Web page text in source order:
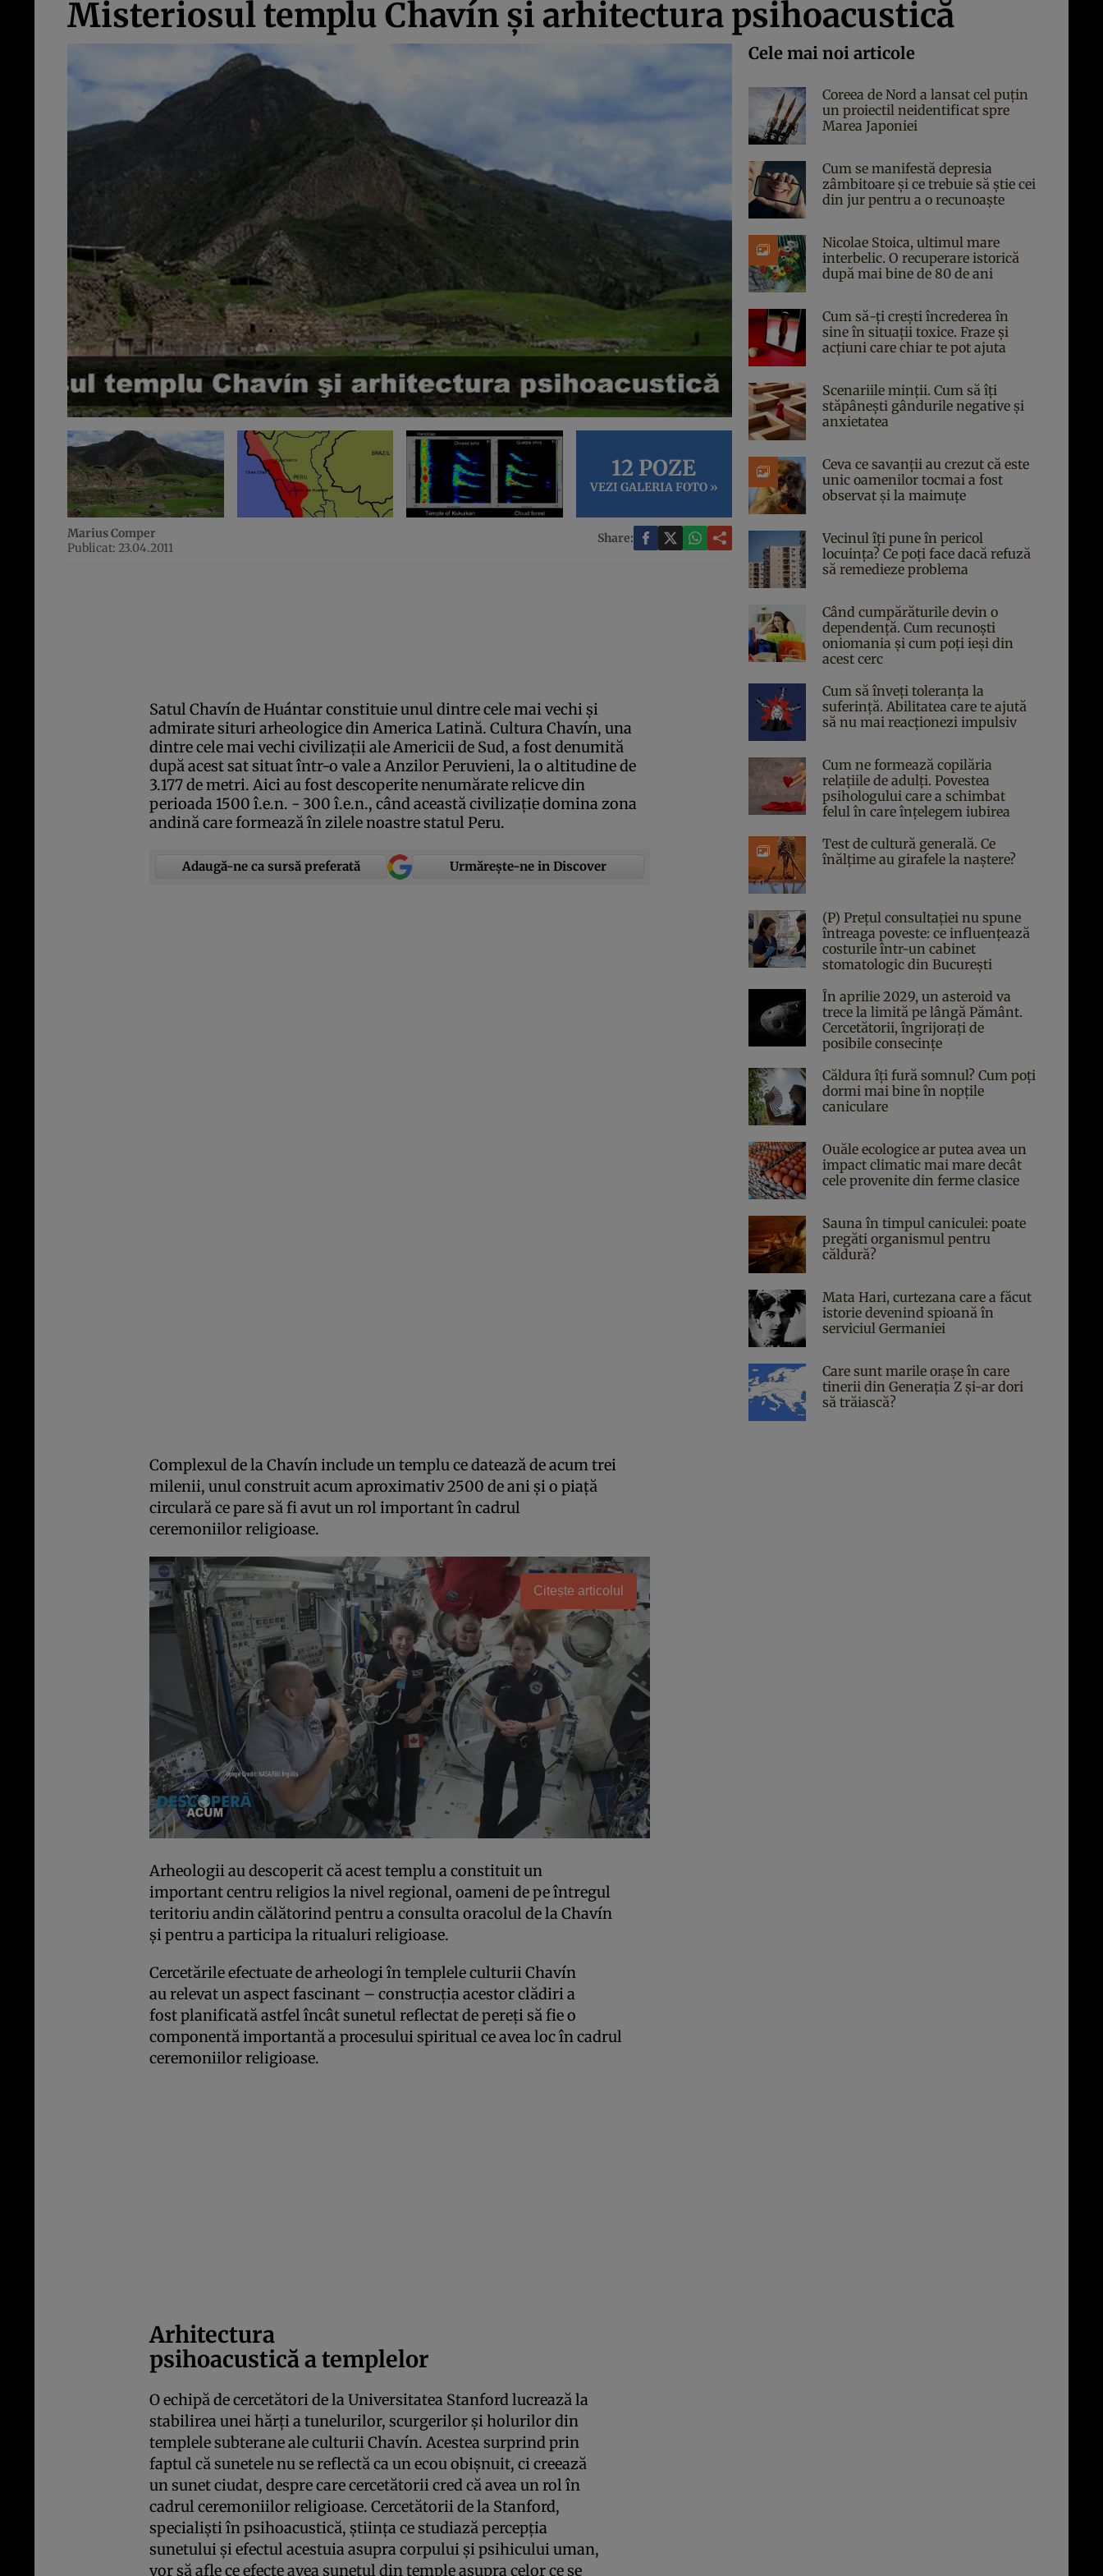
Misteriosul templu Chavín şi arhitectura psihoacustică
12 POZE
VEZI GALERIA FOTO »
Marius Comper
Publicat: 23.04.2011
Share:
Satul Chavín de Huántar constituie unul dintre cele mai vechi şi
admirate situri arheologice din America Latină. Cultura Chavín, una
dintre cele mai vechi civilizaţii ale Americii de Sud, a fost denumită
după acest sat situat într-o vale a Anzilor Peruvieni, la o altitudine de
3.177 de metri. Aici au fost descoperite nenumărate relicve din
perioada 1500 î.e.n. - 300 î.e.n., când această civilizaţie domina zona
andină care formează în zilele noastre statul Peru.
Adaugă-ne ca sursă preferată Urmărește-ne in Discover
Complexul de la Chavín include un templu ce datează de acum trei
milenii, unul construit acum aproximativ 2500 de ani şi o piaţă
circulară ce pare să fi avut un rol important în cadrul
ceremoniilor religioase.
Citește articolul
Arheologii au descoperit că acest templu a constituit un
important centru religios la nivel regional, oameni de pe întregul
teritoriu andin călătorind pentru a consulta oracolul de la Chavín
şi pentru a participa la ritualuri religioase.
Cercetările efectuate de arheologi în templele culturii Chavín
au relevat un aspect fascinant – construcţia acestor clădiri a
fost planificată astfel încât sunetul reflectat de pereţi să fie o
componentă importantă a procesului spiritual ce avea loc în cadrul
ceremoniilor religioase.
Arhitectura
psihoacustică a templelor
O echipă de cercetători de la Universitatea Stanford lucrează la
stabilirea unei hărţi a tunelurilor, scurgerilor şi holurilor din
templele subterane ale culturii Chavín. Acestea surprind prin
faptul că sunetele nu se reflectă ca un ecou obişnuit, ci creează
un sunet ciudat, despre care cercetătorii cred că avea un rol în
cadrul ceremoniilor religioase. Cercetătorii de la Stanford,
specialişti în psihoacustică, ştiinţa ce studiază percepţia
sunetului şi efectul acestuia asupra corpului şi psihicului uman,
vor să afle ce efecte avea sunetul din temple asupra celor ce se
Cele mai noi articole
Coreea de Nord a lansat cel puțin
un proiectil neidentificat spre
Marea Japoniei
Cum se manifestă depresia
zâmbitoare și ce trebuie să știe cei
din jur pentru a o recunoaște
Nicolae Stoica, ultimul mare
interbelic. O recuperare istorică
după mai bine de 80 de ani
Cum să-ți crești încrederea în
sine în situații toxice. Fraze și
acțiuni care chiar te pot ajuta
Scenariile minții. Cum să îți
stăpânești gândurile negative și
anxietatea
Ceva ce savanții au crezut că este
unic oamenilor tocmai a fost
observat și la maimuțe
Vecinul îți pune în pericol
locuința? Ce poți face dacă refuză
să remedieze problema
Când cumpărăturile devin o
dependență. Cum recunoști
oniomania și cum poți ieși din
acest cerc
Cum să înveți toleranța la
suferință. Abilitatea care te ajută
să nu mai reacționezi impulsiv
Cum ne formează copilăria
relațiile de adulți. Povestea
psihologului care a schimbat
felul în care înțelegem iubirea
Test de cultură generală. Ce
înălțime au girafele la naștere?
(P) Prețul consultației nu spune
întreaga poveste: ce influențează
costurile într-un cabinet
stomatologic din București
În aprilie 2029, un asteroid va
trece la limită pe lângă Pământ.
Cercetătorii, îngrijorați de
posibile consecințe
Căldura îți fură somnul? Cum poți
dormi mai bine în nopțile
caniculare
Ouăle ecologice ar putea avea un
impact climatic mai mare decât
cele provenite din ferme clasice
Sauna în timpul caniculei: poate
pregăti organismul pentru
căldură?
Mata Hari, curtezana care a făcut
istorie devenind spioană în
serviciul Germaniei
Care sunt marile orașe în care
tinerii din Generația Z și-ar dori
să trăiască?